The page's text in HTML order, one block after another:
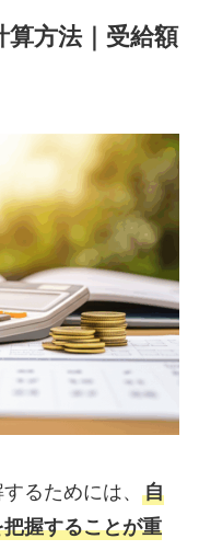
算方法｜受給額
るためには、 自
握することが重